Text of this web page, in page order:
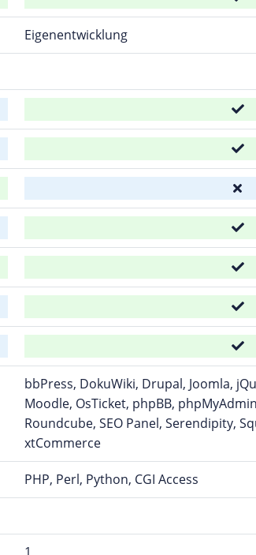
Eigenentwicklung
bbPress, DokuWiki, Drupal, Joomla,
Moodle, OsTicket, phpBB,
Roundcube, SEO Panel, Serendipity,
xtCommerce
PHP, Perl, Python, CGI Access
1